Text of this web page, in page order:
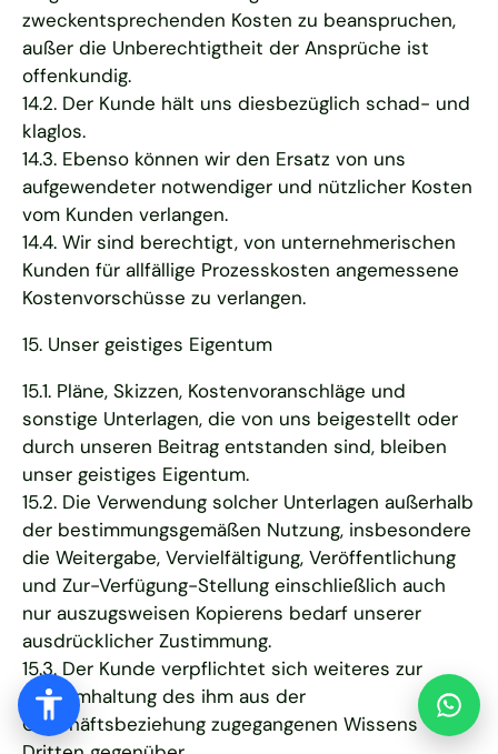
zweckentsprechenden Kosten zu beanspruchen,
außer die Unberechtigtheit der Ansprüche ist
offenkundig.
14.2. Der Kunde hält uns diesbezüglich schad- und
klaglos.
14.3. Ebenso können wir den Ersatz von uns
aufgewendeter notwendiger und nützlicher Kosten
vom Kunden verlangen.
14.4. Wir sind berechtigt, von unternehmerischen
Kunden für allfällige Prozesskosten angemessene
Kostenvorschüsse zu verlangen.
15. Unser geistiges Eigentum
15.1. Pläne, Skizzen, Kostenvoranschläge und
sonstige Unterlagen, die von uns beigestellt oder
durch unseren Beitrag entstanden sind, bleiben
unser geistiges Eigentum.
15.2. Die Verwendung solcher Unterlagen außerhalb
der bestimmungsgemäßen Nutzung, insbesondere
die Weitergabe, Vervielfältigung, Veröffentlichung
und Zur-Verfügung-Stellung einschließlich auch
nur auszugsweisen Kopierens bedarf unserer
ausdrücklicher Zustimmung.
15.3. Der Kunde verpflichtet sich weiteres zur
Geheimhaltung des ihm aus der
Geschäftsbeziehung zugegangenen Wissens